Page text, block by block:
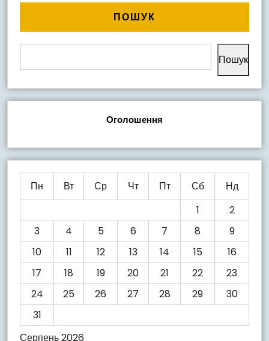
ПОШУК
Пошук
Оголошення
Серпень 2026
Пн Вт Ср Чт Пт Сб
Нд
1
2
3
4 5 6 7 8
9
10
11 12 13 14 15
16
17
18 19 20 21 22
23
24
25 26 27 28 29
30
31